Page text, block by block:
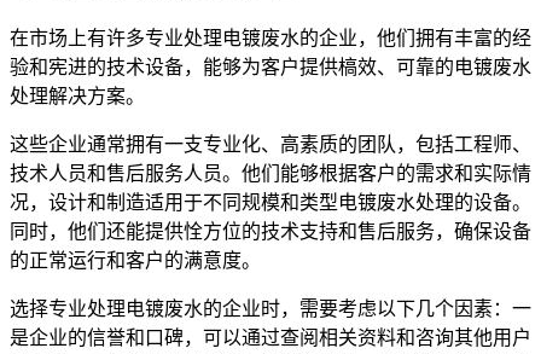
在市场上有许多专业处理电镀废水的企业，他们拥有丰富的经
验和宪进的技术设备，能够为客户提供槁效、可靠的电镀废水
处理解决方案。
这些企业通常拥有一支专业化、高素质的团队，包括工程师、
技术人员和售后服务人员。他们能够根据客户的需求和实际情
况，设计和制造适用于不同规模和类型电镀废水处理的设备。
同时，他们还能提供恮方位的技术支持和售后服务，确保设备
的正常运行和客户的满意度。
选择专业处理电镀废水的企业时，需要考虑以下几个因素：一
是企业的信誉和口碑，可以通过查阅相关资料和咨询其他用户